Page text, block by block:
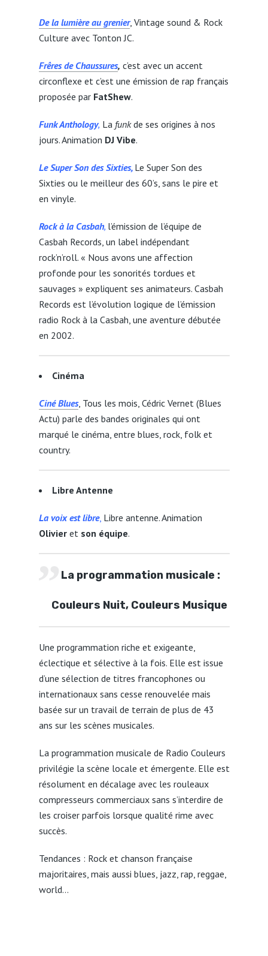
De la lumière au grenier, Vintage sound & Rock
Culture avec Tonton JC.
Frêres de Chaussures, c’est avec un accent
circonflexe et c’est une émission de rap français
proposée parFatShew.
Funk Anthology, La funkde ses origines à nos
jours. Animation DJ Vibe.
Le Super Son des Sixties, Le Super Son des
Sixties ou le meilleur des 60’s, sans le pire et
en vinyle.
Rock à la Casbah, l’émission de l’équipe de
Casbah Records, un label indépendant
rock’n’roll. « Nous avons une affection
profonde pour les sonorités tordues et
sauvages » expliquent ses animateurs. Casbah
Records est l’évolution logique de l’émission
radio Rock à la Casbah, une aventure débutée
en 2002.
Cinéma
Ciné Blues, Tous les mois, Cédric Vernet (Blues
Actu) parle des bandes originales qui ont
marqué le cinéma, entre blues, rock, folk et
country.
Libre Antenne
La voix est libre, Libre antenne. Animation
Olivieret son équipe.
La programmation musicale :
Couleurs Nuit, Couleurs Musique
Une programmation riche et exigeante,
éclectique et sélective à la fois. Elle est issue
d’une sélection de titres francophones ou
internationaux sans cesse renouvelée mais
basée sur un travail de terrain de plus de 43
ans sur les scènes musicales.
La programmation musicale de Radio Couleurs
privilégie la scène locale et émergente. Elle est
résolument en décalage avec les rouleaux
compresseurs commerciaux sans s’interdire de
les croiser parfois lorsque qualité rime avec
succès.
Tendances : Rock et chanson française
majoritaires, mais aussi blues, jazz, rap, reggae,
world…